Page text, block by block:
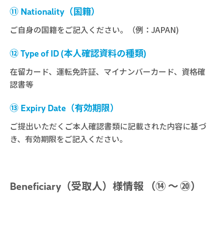
⑪ Nationality（国籍）
ご自身の国籍をご記入ください。（例：JAPAN)
⑫ Type of ID (本人確認資料の種類)
在留カード、運転免許証、マイナンバーカード、資格確
認書等
⑬ Expiry Date（有効期限）
ご提出いただくご本人確認書類に記載された内容に基づ
き、有効期限をご記入ください。
Beneficiary（受取人）様情報 （⑭ ～ ⑳）